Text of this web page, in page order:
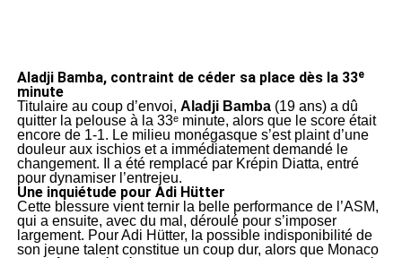
Aladji Bamba, contraint de céder sa place dès la 33ᵉ
minute
Titulaire au coup d’envoi, Aladji Bamba(19 ans) a dû
quitter la pelouse à la 33ᵉ minute, alors que le score était
encore de 1-1. Le milieu monégasque s’est plaint d’une
douleur aux ischios et a immédiatement demandé le
changement. Il a été remplacé par Krépin Diatta, entré
pour dynamiser l’entrejeu.
Une inquiétude pour Adi Hütter
Cette blessure vient ternir la belle performance de l’ASM,
qui a ensuite, avec du mal, déroulé pour s’imposer
largement. Pour Adi Hütter, la possible indisponibilité de
son jeune talent constitue un coup dur, alors que Monaco